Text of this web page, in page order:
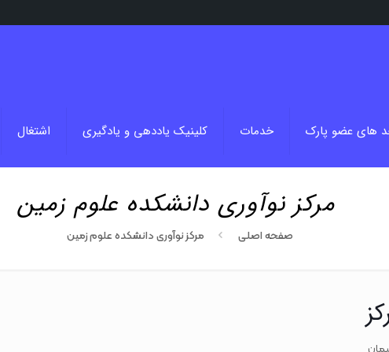
های عضو پارک خدمات کلینیک یاددهی و یادگیری اشتغال
مرکز نوآوری دانشکده علوم زمین
صفحه اصلی مرکز نوآوری دانشکده علوم زمین